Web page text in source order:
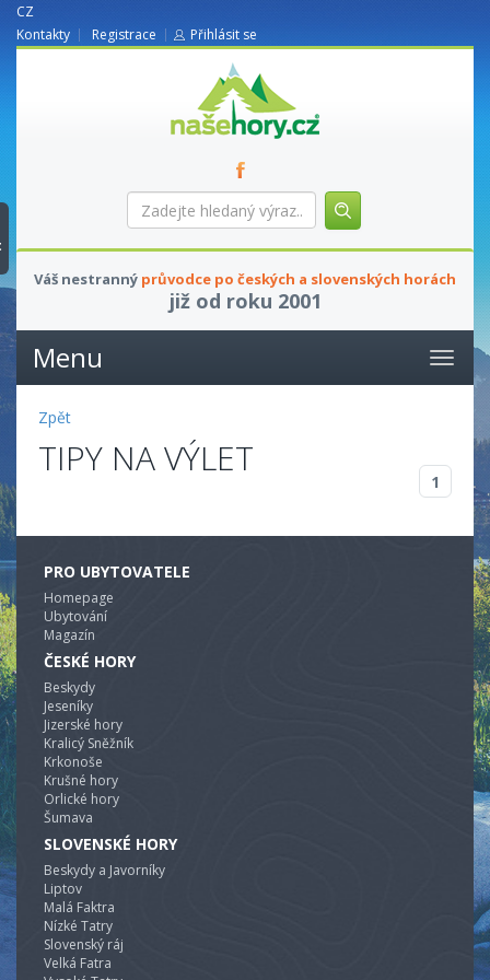
CZ
Kontakty
Registrace Přihlásit se
nasehory.cz
Zadejte
hledaný
Váš nestranný průvodce po českých a slovenských horách
již od roku 2001
Menu
Zpět
TIPY NA VÝLET
1
PRO UBYTOVATELE
Homepage
Ubytování
Magazín
ČESKÉ HORY
Beskydy
Jeseníky
Jizerské hory
Kralicý Sněžník
Krkonoše
Krušné hory
Orlické hory
Šumava
SLOVENSKÉ HORY
Beskydy a Javorníky
Liptov
Malá Faktra
Nízké Tatry
Slovenský ráj
Velká Fatra